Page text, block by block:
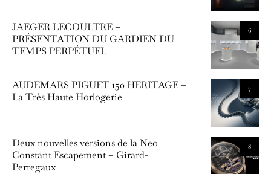
6
JAEGER LECOULTRE –
PRÉSENTATION DU GARDIEN DU
TEMPS PERPÉTUEL
7
AUDEMARS PIGUET 150 HERITAGE –
La Très Haute Horlogerie
8
Deux nouvelles versions de la Neo
Constant Escapement – Girard-
Perregaux